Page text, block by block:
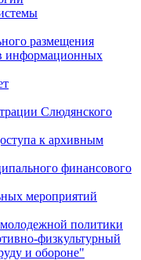
размещения
информационных
Слюдянского
к архивным
финансового
мероприятий
политики
физкультурный
и обороне"